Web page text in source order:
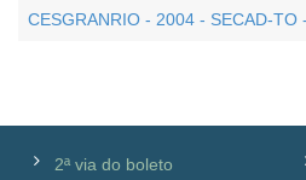
CESGRANRIO - 2004 - SECAD-TO
2ª via do boleto